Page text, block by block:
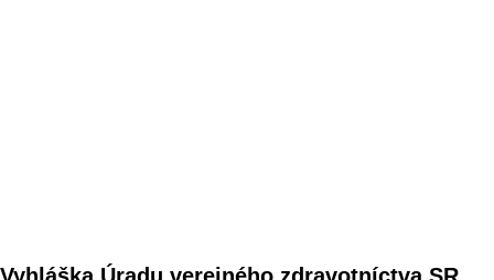
Vyhláška Úradu verejného zdravotníctva SR